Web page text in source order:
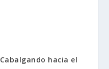
Cabalgando hacia el